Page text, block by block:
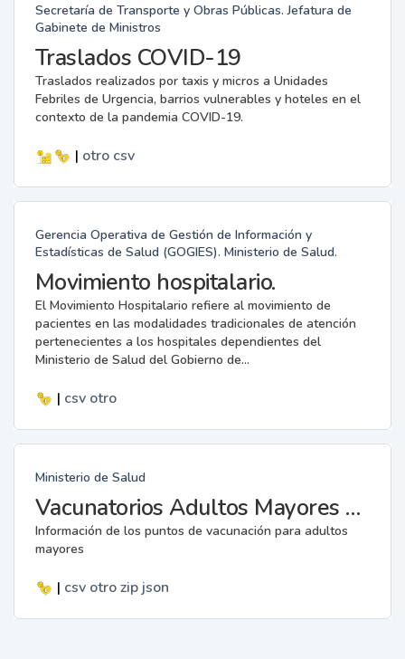
Secretaría de Transporte y Obras Públicas. Jefatura de
Gabinete de Ministros
Traslados COVID-19
Traslados realizados por taxis y micros a Unidades
Febriles de Urgencia, barrios vulnerables y hoteles en el
contexto de la pandemia COVID-19.
| otro csv
Gerencia Operativa de Gestión de Información y
Estadísticas de Salud (GOGIES). Ministerio de Salud.
Movimiento hospitalario.
El Movimiento Hospitalario refiere al movimiento de
pacientes en las modalidades tradicionales de atención
pertenecientes a los hospitales dependientes del
Ministerio de Salud del Gobierno de...
| csv otro
Ministerio de Salud
Vacunatorios Adultos Mayores en Emergencia
Información de los puntos de vacunación para adultos
mayores
| csv otro zip json